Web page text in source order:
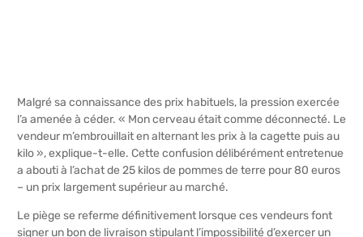
Malgré sa connaissance des prix habituels, la pression exercée
l’a amenée à céder. « Mon cerveau était comme déconnecté. Le
vendeur m’embrouillait en alternant les prix à la cagette puis au
kilo », explique-t-elle. Cette confusion délibérément entretenue
a abouti à l’achat de 25 kilos de pommes de terre pour 80 euros
– un prix largement supérieur au marché.
Le piège se referme définitivement lorsque ces vendeurs font
signer un bon de livraison stipulant l’impossibilité d’exercer un